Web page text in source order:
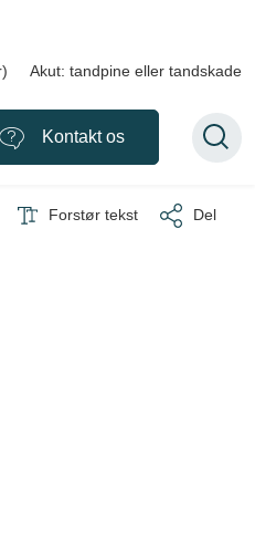
Akut: tandpine eller tandskade
Kontakt os
Forstør tekst Del